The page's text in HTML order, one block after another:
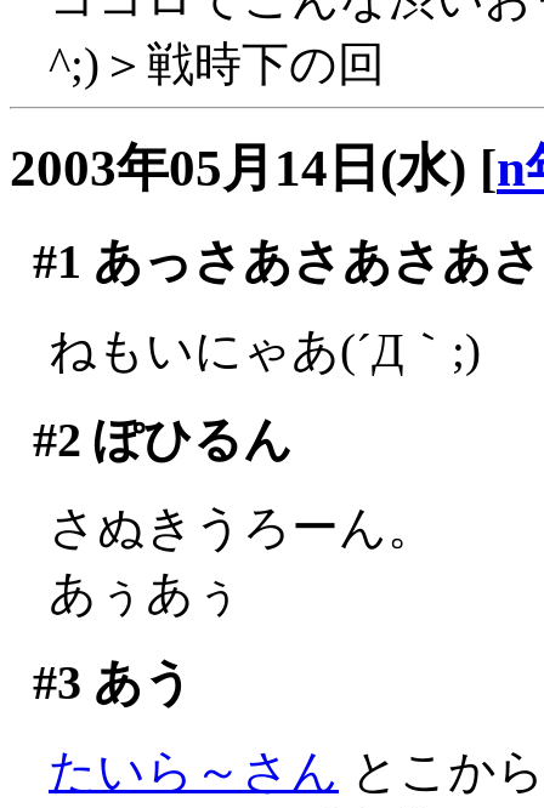
^;)＞戦時下の回
2003年05月14日(水) [n
#1 あっさあさあさあ
ねもいにゃあ(´Д｀;)
#2 ぽひるん
さぬきうろーん。
あぅあぅ
#3 あう
たいら～さん とこか